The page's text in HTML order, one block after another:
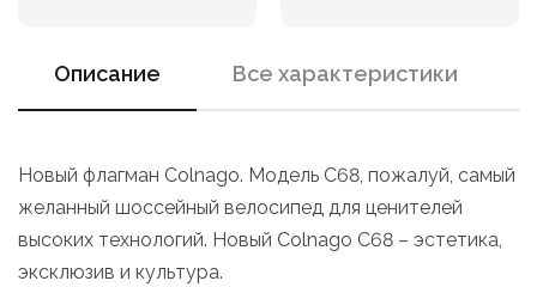
Описание Все характеристики
Новый флагман Colnago. Модель C68, пожалуй, самый
желанный шоссейный велосипед для ценителей
высоких технологий. Новый Colnago C68 – эстетика,
эксклюзив и культура.